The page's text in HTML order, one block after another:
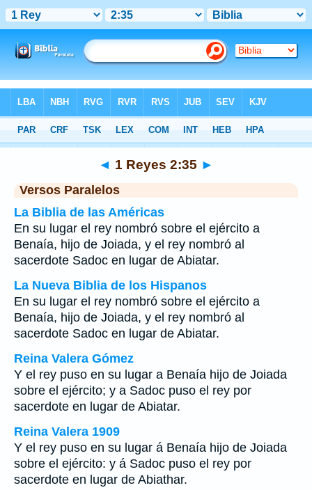
>1 Reyes Capítulo 2 > Verso 35
◄ 1 Reyes 2:35 ►
Versos Paralelos
La Biblia de las Américas
En su lugar el rey nombró sobre el ejército a
Benaía, hijo de Joiada, y el rey nombró al
sacerdote Sadoc en lugar de Abiatar.
La Nueva Biblia de los Hispanos
En su lugar el rey nombró sobre el ejército a
Benaía, hijo de Joiada, y el rey nombró al
sacerdote Sadoc en lugar de Abiatar.
Reina Valera Gómez
Y el rey puso en su lugar a Benaía hijo de Joiada
sobre el ejército; y a Sadoc puso el rey por
sacerdote en lugar de Abiatar.
Reina Valera 1909
Y el rey puso en su lugar á Benaía hijo de Joiada
sobre el ejército: y á Sadoc puso el rey por
sacerdote en lugar de Abiathar.